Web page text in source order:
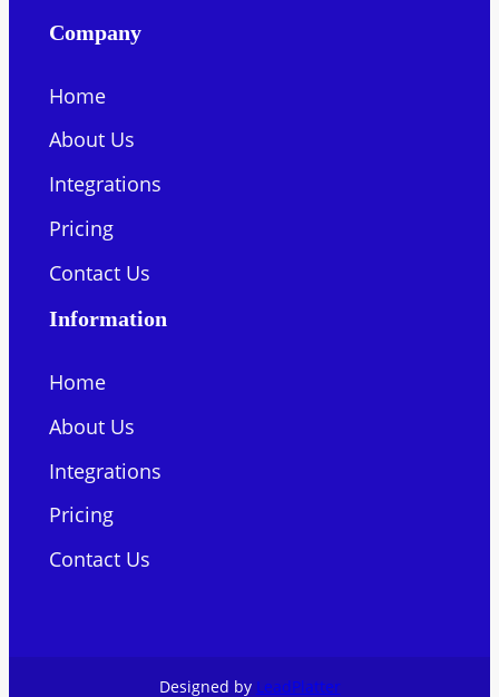
Company
Home
About Us
Integrations
Pricing
Contact Us
Information
Home
About Us
Integrations
Pricing
Contact Us
Designed by LeadPlatter